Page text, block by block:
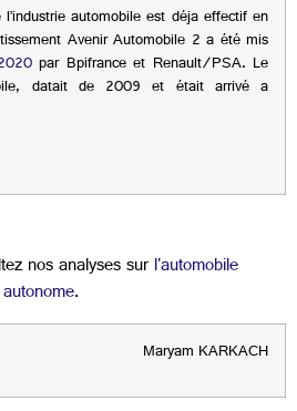
automobile est déja effectif en
Avenir Automobile 2 a été mis
par Bpifrance et Renault/PSA. Le
datait de 2009 et était arrivé a
nos analyses surl'automobile
.
Maryam KARKACH